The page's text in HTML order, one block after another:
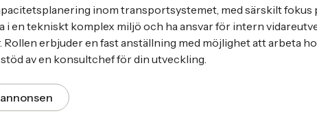
inom transportsystemet, med särskilt fokus
i en tekniskt komplex miljö och ha ansvar för intern
erbjuder en fast anställning med möjlighet att arbeta
av en konsultchef för din utveckling.